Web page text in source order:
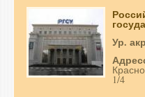
Ур.
1/4